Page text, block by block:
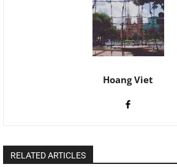
Hoang Viet
RELATED ARTICLES